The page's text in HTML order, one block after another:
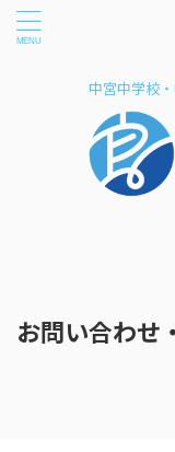
中宮中学校
お問い合わせ